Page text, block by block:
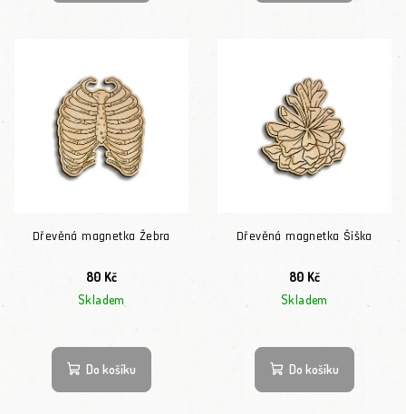
Dřevěná magnetka Žebra
80 Kč
Skladem
Do košíku
Dřevěná magnetka Šiška
80 Kč
Skladem
Do košíku